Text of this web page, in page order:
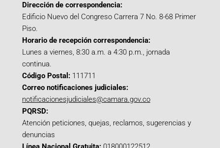
Dirección de correspondencia:
Edificio Nuevo del Congreso Carrera 7 No. 8-68 Primer
Piso.
Horario de recepción correspondencia:
Lunes a viernes, 8:30 a.m. a 4:30 p.m., jornada
continua.
Código Postal: 111711
Correo notificaciones judiciales:
notificacionesjudiciales@camara.gov.co
PQRSD:
Atención peticiones, quejas, reclamos, sugerencias y
denuncias